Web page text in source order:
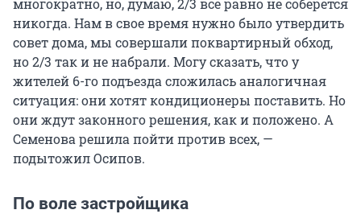
многократно, но, думаю, 2/3 всё равно не соберется
никогда. Нам в свое время нужно было утвердить
совет дома, мы совершали поквартирный обход,
но 2/3 так и не набрали. Могу сказать, что у
жителей 6-го подъезда сложилась аналогичная
ситуация: они хотят кондиционеры поставить. Но
они ждут законного решения, как и положено. А
Семенова решила пойти против всех, —
подытожил Осипов.
По воле застройщика